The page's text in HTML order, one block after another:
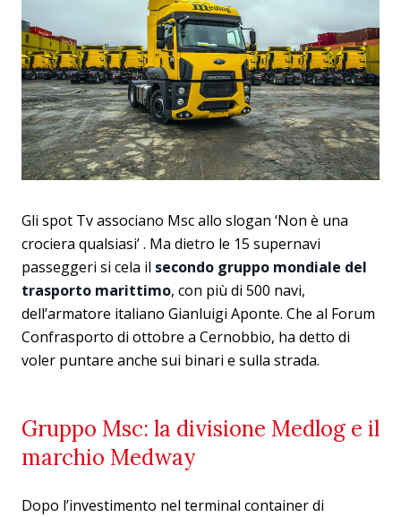
Gli spot Tv associano Msc allo slogan ‘Non è una
crociera qualsiasi’ . Ma dietro le 15 supernavi
passeggeri si cela il secondo gruppo mondiale del
trasporto marittimo, con più di 500 navi,
dell’armatore italiano Gianluigi Aponte. Che al Forum
Confrasporto di ottobre a Cernobbio, ha detto di
voler puntare anche sui binari e sulla strada.
Gruppo Msc: la divisione Medlog e il
marchio Medway
Dopo l’investimento nel terminal container di